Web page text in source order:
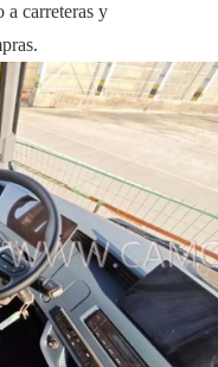
a carreteras y